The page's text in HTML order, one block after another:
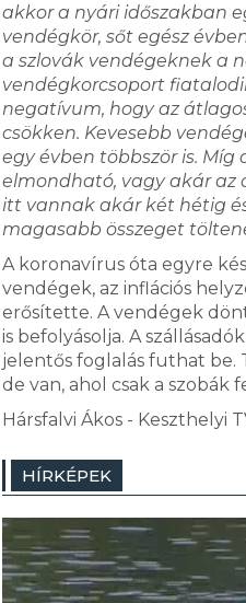
akkor a nyári időszakban
vendégkör, sőt egész
a szlovák vendégeknek a
vendégkorcsoport
negatívum, hogy az
csökken. Kevesebb
egy évben többször is.
elmondható, vagy akár az
itt vannak akár két hétig
magasabb összeget
A koronavírus óta egyre
vendégek, az inflációs
erősítette. A vendégek
is befolyásolja. A
jelentős foglalás futhat
de van, ahol csak a szobák
Hársfalvi Ákos - Keszthelyi
HÍRKÉPEK